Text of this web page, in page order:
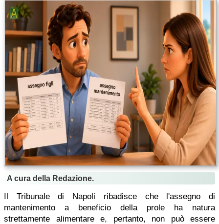
A cura della Redazione.
Il Tribunale di Napoli ribadisce che l'assegno di
mantenimento a beneficio della prole ha natura
strettamente alimentare e, pertanto, non può essere